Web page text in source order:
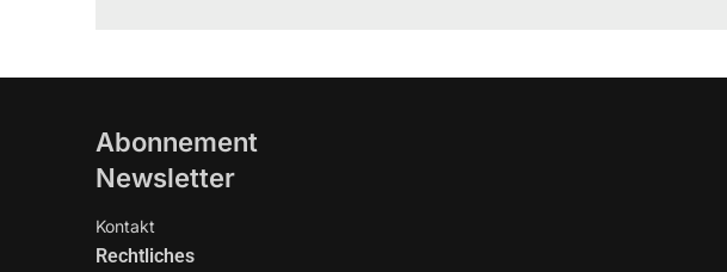
Abonnement
Newsletter
Kontakt
Rechtliches